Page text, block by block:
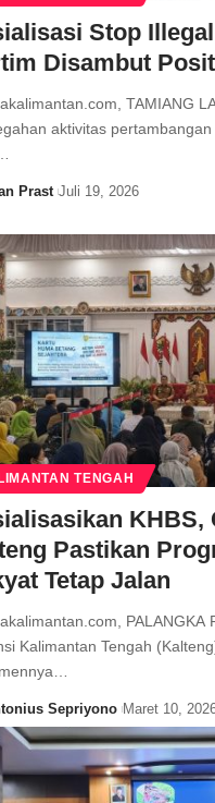
Stop
Disambut
TAMIANG
aktivitas
Prast Juli 19, 2026
TENGAH
KHBS,
Pastikan
Tetap Jalan
PALANGKA
Kalimantan Tengah
Sepriyono Maret 10,